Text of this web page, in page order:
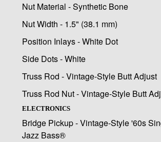
Nut Material - Synthetic Bone
Nut Width - 1.5" (38.1 mm)
Position Inlays - White Dot
Side Dots - White
Truss Rod - Vintage-Style Butt Adjust
Truss Rod Nut - Vintage-Style Butt
ELECTRONICS
Bridge Pickup - Vintage-Style '60s
Jazz Bass®